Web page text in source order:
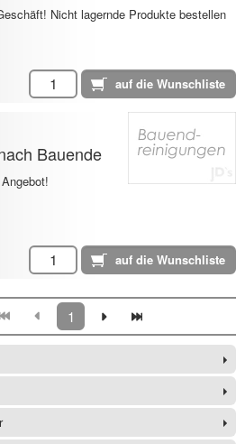
Nicht lagernde Produkte bestellen
Bauende
1